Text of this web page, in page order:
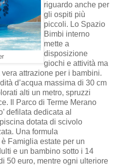
riguardo anche per
gli ospiti più
piccoli. Lo Spazio
Bimbi interno
mette a
disposizione
giochi e attività ma
attrazione per i bambini.
d’acqua massima di 30 cm
alti un metro, spruzzi
Il Parco di Terme Merano
defilata dedicata al
dotata di scivolo
Una formula
Famiglia estate per un
e un bambino sotto i 14
50 euro, mentre ogni ulteriore